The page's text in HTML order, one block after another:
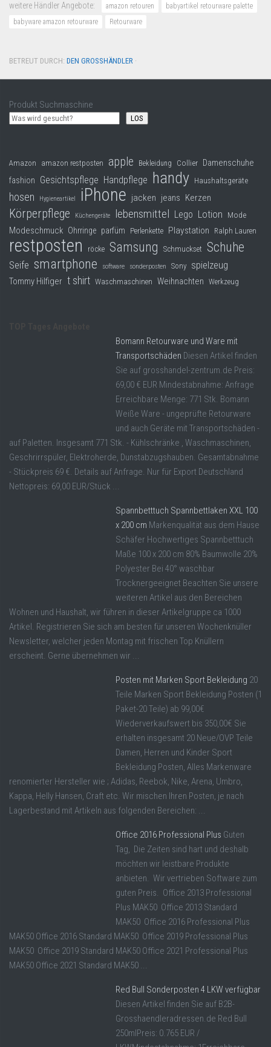
weitere Händler Angebote: amazon retouren
babyartikel retourware palette
babyware amazon retourware
Retourware
BETREUT DURCH: DEN GROSSHÄNDLER ·
Produkt Suchmaschine
LOS
Amazon amazon restposten apple Bekleidung Collier Damenschuhe
fashion Gesichtspflege Handpflege handy Haushaltsgeräte
hosen Hygieneartikel iPhone jacken jeans Kerzen
Körperpflege Küchengeräte lebensmittel Lego Lotion Mode
Modeschmuck Ohrringe parfüm Perlenkette Playstation Ralph Lauren
restposten röcke Samsung Schmuckset Schuhe
Seife smartphone software sonderposten Sony spielzeug
Tommy Hilfiger t shirt Waschmaschinen Weihnachten Werkzeug
Bomann Retourware und Ware mit
Transportschäden Diesen Artikel finden
Sie auf grosshandel-zentrum.de Preis:
69,00 € EUR Mindestabnahme: Anfrage
Erreichbare Menge: 771 Stk. Bomann
Weiße Ware - ungeprüfte Retourware
und auch Geräte mit Transportschäden -
auf Paletten. Insgesamt 771 Stk. - Kühlschränke , Waschmaschinen,
Geschrirrspüler, Elektroherde, Dunstabzugshauben. Gesamtabnahme
- Stückpreis 69 €. Details auf Anfrage. Nur für Export Deutschland
Nettopreis: 69,00 EUR/Stück ...
Spannbetttuch Spannbettlaken XXL 100
x 200 cm Markenqualität aus dem Hause
Schäfer Hochwertiges Spannbetttuch
Maße 100 x 200 cm 80% Baumwolle 20%
Polyester Bei 40° waschbar
Trocknergeeignet Beachten Sie unsere
weiteren Artikel aus den Bereichen
Wohnen und Haushalt, wir führen in dieser Artikelgruppe ca 1000
Artikel. Registrieren Sie sich am besten für unseren Wochenknüller
Newsletter, welcher jeden Montag mit frischen Top Knüllern
erscheint. Gerne übernehmen wir ...
Posten mit Marken Sport Bekleidung 20
Teile Marken Sport Bekleidung Posten (1
Paket-20 Teile) ab 99,00€
Wiederverkaufswert bis 350,00€ Sie
erhalten insgesamt 20 Neue/OVP Teile
Damen, Herren und Kinder Sport
Bekleidung Posten, Alles Markenware
renomierter Hersteller wie ; Adidas, Reebok, Nike, Arena, Umbro,
Kappa, Helly Hansen, Craft etc. Wir mischen Ihren Posten, je nach
Lagerbestand mit Artikeln aus folgenden Bereichen: ...
Office 2016 Professional Plus Guten
Tag, Die Zeiten sind hart und deshalb
möchten wir leistbare Produkte
anbieten. Wir vertrieben Software zum
guten Preis. Office 2013 Professional
Plus MAK50 Office 2013 Standard
MAK50 Office 2016 Professional Plus
MAK50 Office 2016 Standard MAK50 Office 2019 Professional Plus
MAK50 Office 2019 Standard MAK50 Office 2021 Professional Plus
MAK50 Office 2021 Standard MAK50 ...
Red Bull Sonderposten 4 LKW verfügbar
Diesen Artikel finden Sie auf B2B-
Grosshaendleradressen.de Red Bull
250mlPreis: 0.765 EUR /